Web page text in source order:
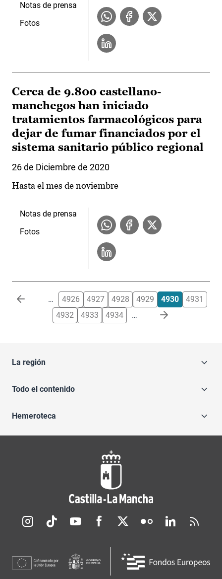
Notas de prensa
Fotos
Cerca de 9.800 castellano-
manchegos han iniciado
tratamientos farmacológicos para
dejar de fumar financiados por el
sistema sanitario público regional
26 de Diciembre de 2020
Hasta el mes de noviembre
Notas de prensa
Fotos
Paginación … 4926 4927 4928 4929 4930
4931
4932
4933 4934 …
La región
Todo el contenido
Hemeroteca
Redes sociales JCCM